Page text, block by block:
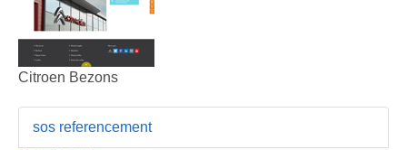
Citroen Bezons
sos referencement